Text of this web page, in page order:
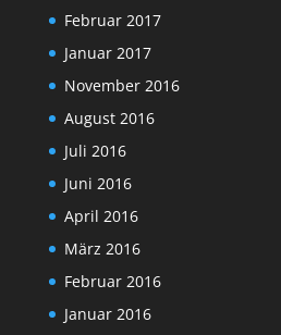
Februar 2017
Januar 2017
November 2016
August 2016
Juli 2016
Juni 2016
April 2016
März 2016
Februar 2016
Januar 2016